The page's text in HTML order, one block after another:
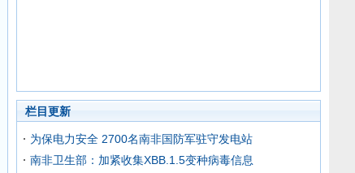
栏目更新
为保电力安全 2700名南非国防军驻守发电站
南非卫生部：加紧收集XBB.1.5变种病毒信息